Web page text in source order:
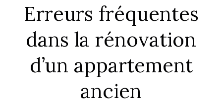
Erreurs fréquentes
dans la rénovation
d’un appartement
ancien